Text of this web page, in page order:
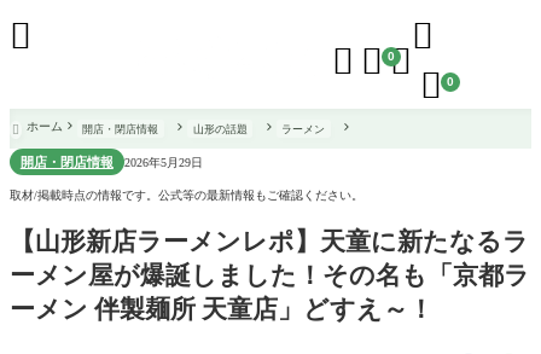
  0

 0

 ホーム 開店・閉店情報 山形の話題 ラーメン
開店・閉店情報 2026年5月29日
取材/掲載時点の情報です。公式等の最新情報もご確認ください。
【山形新店ラーメンレポ】天童に新たなるラ
ーメン屋が爆誕しました！その名も「京都ラ
ーメン 伴製麺所 天童店」どすえ～！